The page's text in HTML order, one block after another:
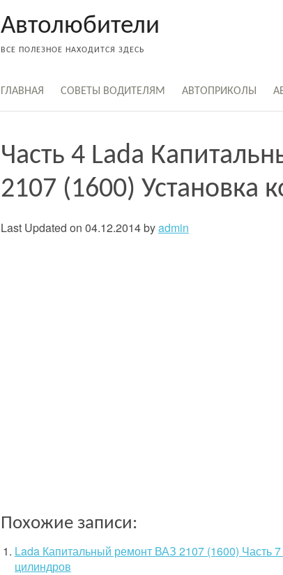
Автолюбители
ВСЕ ПОЛЕЗНОЕ НАХОДИТСЯ ЗДЕСЬ
ГЛАВНАЯ СОВЕТЫ ВОДИТЕЛЯМ АВТОПРИКОЛЫ
Часть 4 Lada
2107 (1600) Установка
Last Updated on 04.12.2014 byadmin
Похожие записи:
Lada Капитальный ремонт ВАЗ 2107 (1600) Часть
цилиндров